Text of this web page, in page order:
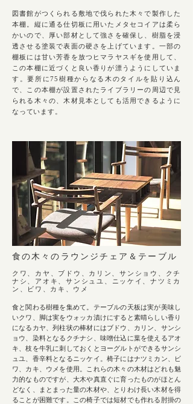
図書館がつくられる敷地で伐られた木々で製作した
本棚。縦に通る仕切板に用いたメタセコイアは柔ら
かいので、厚い部材として強さを確保し、樹脂を浸
透させる塗装で表面の硬さを上げています。一部の
棚板には甘い芳香を放つヒマラヤスギを使用して、
この本棚に近づくと良い香りが漂うようにしていま
す。要所に75樹種からなる木のタイルを貼り込ん
で、この本棚が設置されたライブラリーの周辺で見
られる木々の、木材見本としても活用できるように
なっています。
⾷の⽊々のラウンジチェア＆テーブル
クワ、カヤ、ブドウ、カリン、サンショウ、クチ
ナシ、アオキ、サンシュユ、
ニッケイ、ナツミカ
ン、ビワ、カキ、ウメ
食と関わる樹種を集めて。テーブルの天板は実が美味し
いクワ、脚は実をウォッカ漬けにすると素晴らしい香り
になるカヤ、列柱状の棒材にはブドウ、カリン、サンシ
ョウ、染料となるクチナシ、味噌仕込に葉を使えるアオ
キ、枝を牛乳に刺しておくとヨーグルトができるサンシ
ュユ、香辛料となるニッケイ。椅子にはナツミカン、ビ
ワ、カキ、ウメを使用。これらの木々の木材はどれも魅
力的なものですが、大木や真直ぐに育ったものがほとん
どなく、まとまった量の木材や、とりわけ長い木材を得
ることが困難です。この椅子では短材でも作れる肘掛の